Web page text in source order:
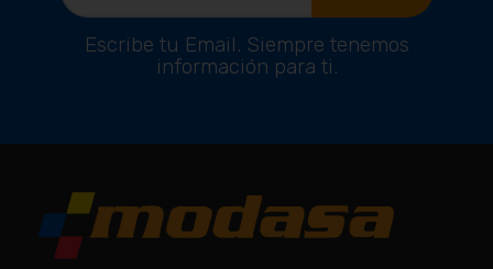
Escribe tu Email. Siempre tenemos
información para ti.